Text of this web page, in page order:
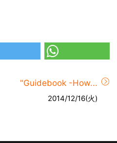
"Guidebook -How...
2014/12/16(火)